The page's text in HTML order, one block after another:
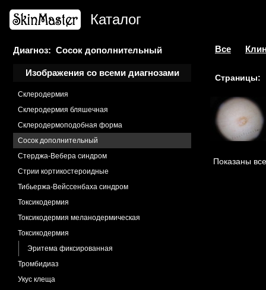
Каталог
Диагноз: Сосок дополнительный
Изображения со всеми диагнозами
Рожа головы
Саркоидоз
Саркома Капоши
Сахарный диабет
Склеродермия
Склеродермия бляшечная
Склеродермоподобная форма
Сосок дополнительный
Стерджа-Вебера синдром
Стрии кортикостероидные
Тибьержа-Вейссенбаха синдром
Токсикодермия
Токсикодермия меланодермическая
Токсикодермия
Эритема фиксированная
Тромбидиаз
Укус клеща
Все
Страницы:
Показаны